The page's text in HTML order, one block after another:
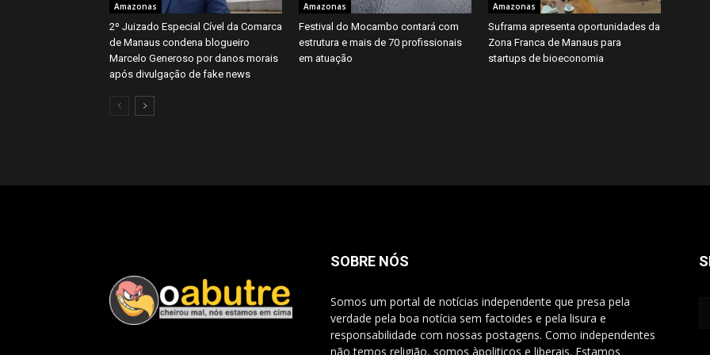
Amazonas
2º Juizado Especial Cível da Comarca
de Manaus condena blogueiro
Marcelo Generoso por danos morais
após divulgação de fake news
Amazonas
Festival do Mocambo contará com
estrutura e mais de 70 profissionais
em atuação
Amazonas
Suframa apresenta oportunidades da
Zona Franca de Manaus para
startups de bioeconomia
SOBRE NÓS
Somos um portal de notícias independente que presa pela
verdade pela boa notícia sem factoides e pela lisura e
responsabilidade com nossas postagens. Como independentes
não temos religião, somos àpoliticos e liberais. Estamos